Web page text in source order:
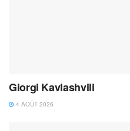
Giorgi Kavlashvili
4 AOÛT 2026